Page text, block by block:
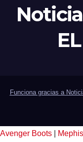
Funciona gracias a
Avenger Boots